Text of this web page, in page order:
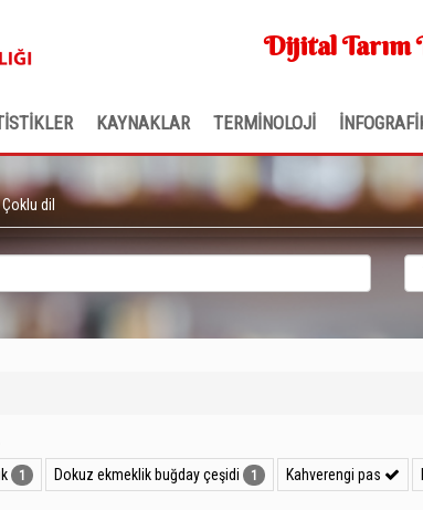
Dijital Tarım
KAYNAKLAR TERMİNOLOJİ
Çoklu dil
1 Dokuz ekmeklik buğday çeşidi 1 Kahverengi pas